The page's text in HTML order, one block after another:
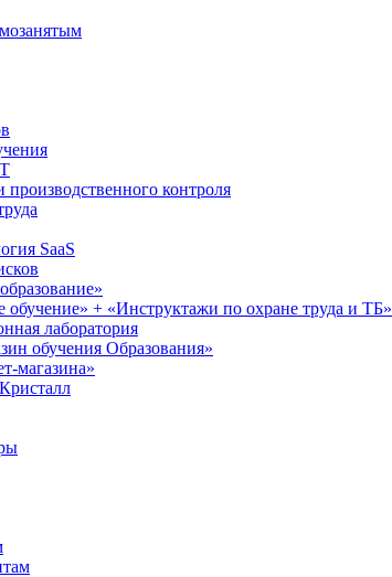
контроля
SaaS
+ «Инструктажи по охране труда и ТБ»
лаборатория
обучения Образования»
магазина»